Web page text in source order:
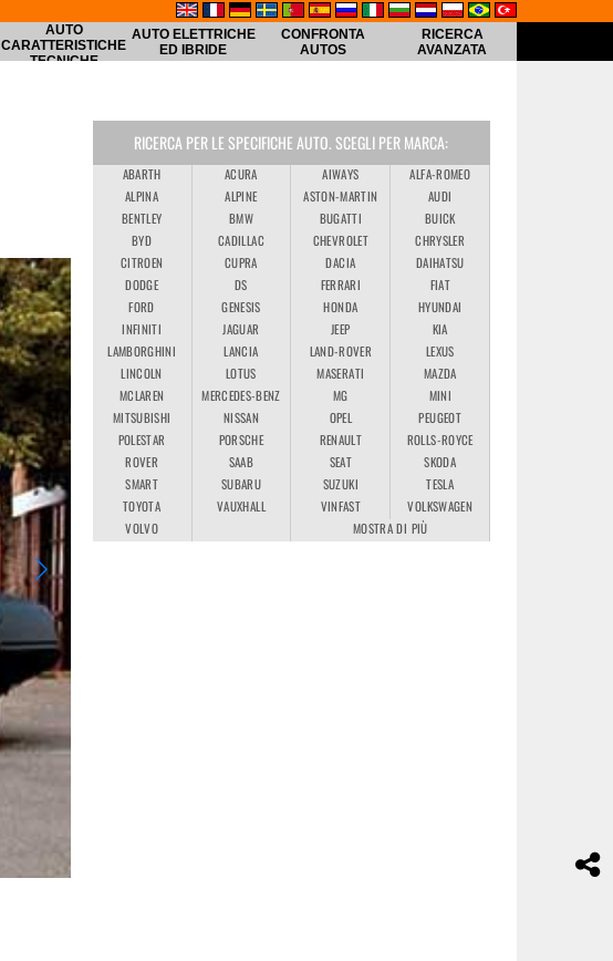
AUTO
CARATTERISTICHE
TECNICHE
AUTO ELETTRICHE
ED IBRIDE
CONFRONTA
AUTOS
RICERCA
AVANZATA
RICERCA PER LE SPECIFICHE AUTO. SCEGLI PER MARCA:
ABARTH ACURA AIWAYS
ALFA-ROMEO
ALPINA
ALPINE ASTON-MARTIN
AUDI
BENTLEY
BMW BUGATTI
BUICK
BYD
CADILLAC CHEVROLET
CHRYSLER
CITROEN
CUPRA DACIA
DAIHATSU
DODGE
DS FERRARI
FIAT
FORD
GENESIS HONDA
HYUNDAI
INFINITI
JAGUAR JEEP
KIA
LAMBORGHINI
LANCIA LAND-ROVER
LEXUS
LINCOLN
LOTUS MASERATI
MAZDA
MCLAREN
MERCEDES-BENZ MG
MINI
MITSUBISHI
NISSAN OPEL
PEUGEOT
POLESTAR
PORSCHE RENAULT
ROLLS-ROYCE
ROVER
SAAB SEAT
SKODA
SMART
SUBARU SUZUKI
TESLA
TOYOTA
VAUXHALL VINFAST
VOLKSWAGEN
VOLVO
MOSTRA DI PIÙ